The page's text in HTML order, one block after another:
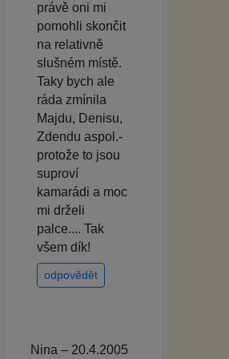
právě oni mi
pomohli skončit
na relativně
slušném místě.
Taky bych ale
ráda zmínila
Majdu, Denisu,
Zdendu aspol.-
protože to jsou
suproví
kamarádi a moc
mi drželi
palce.... Tak
všem dík!
odpovědět
Nina – 20.4.2005